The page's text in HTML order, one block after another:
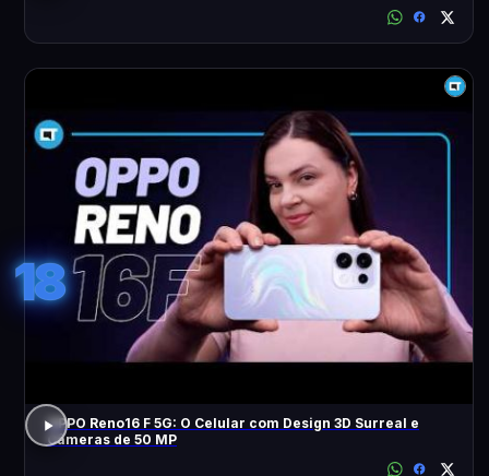
18
OPPO Reno16 F 5G: O Celular com Design 3D Surreal e
Câmeras de 50 MP